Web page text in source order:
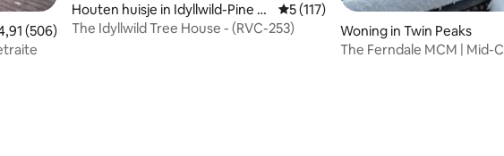
beoordeling van 4,91 op 5, 506 recensies
(506)
Houten huisje in Idyllwild-Pine C
ove
Gemiddelde beoordeling van 5 op 5,
5 (117)
The Idyllwild Tree House - (RVC-253)
Woning in Twin Peaks
The Ferndale MCM | Mid-